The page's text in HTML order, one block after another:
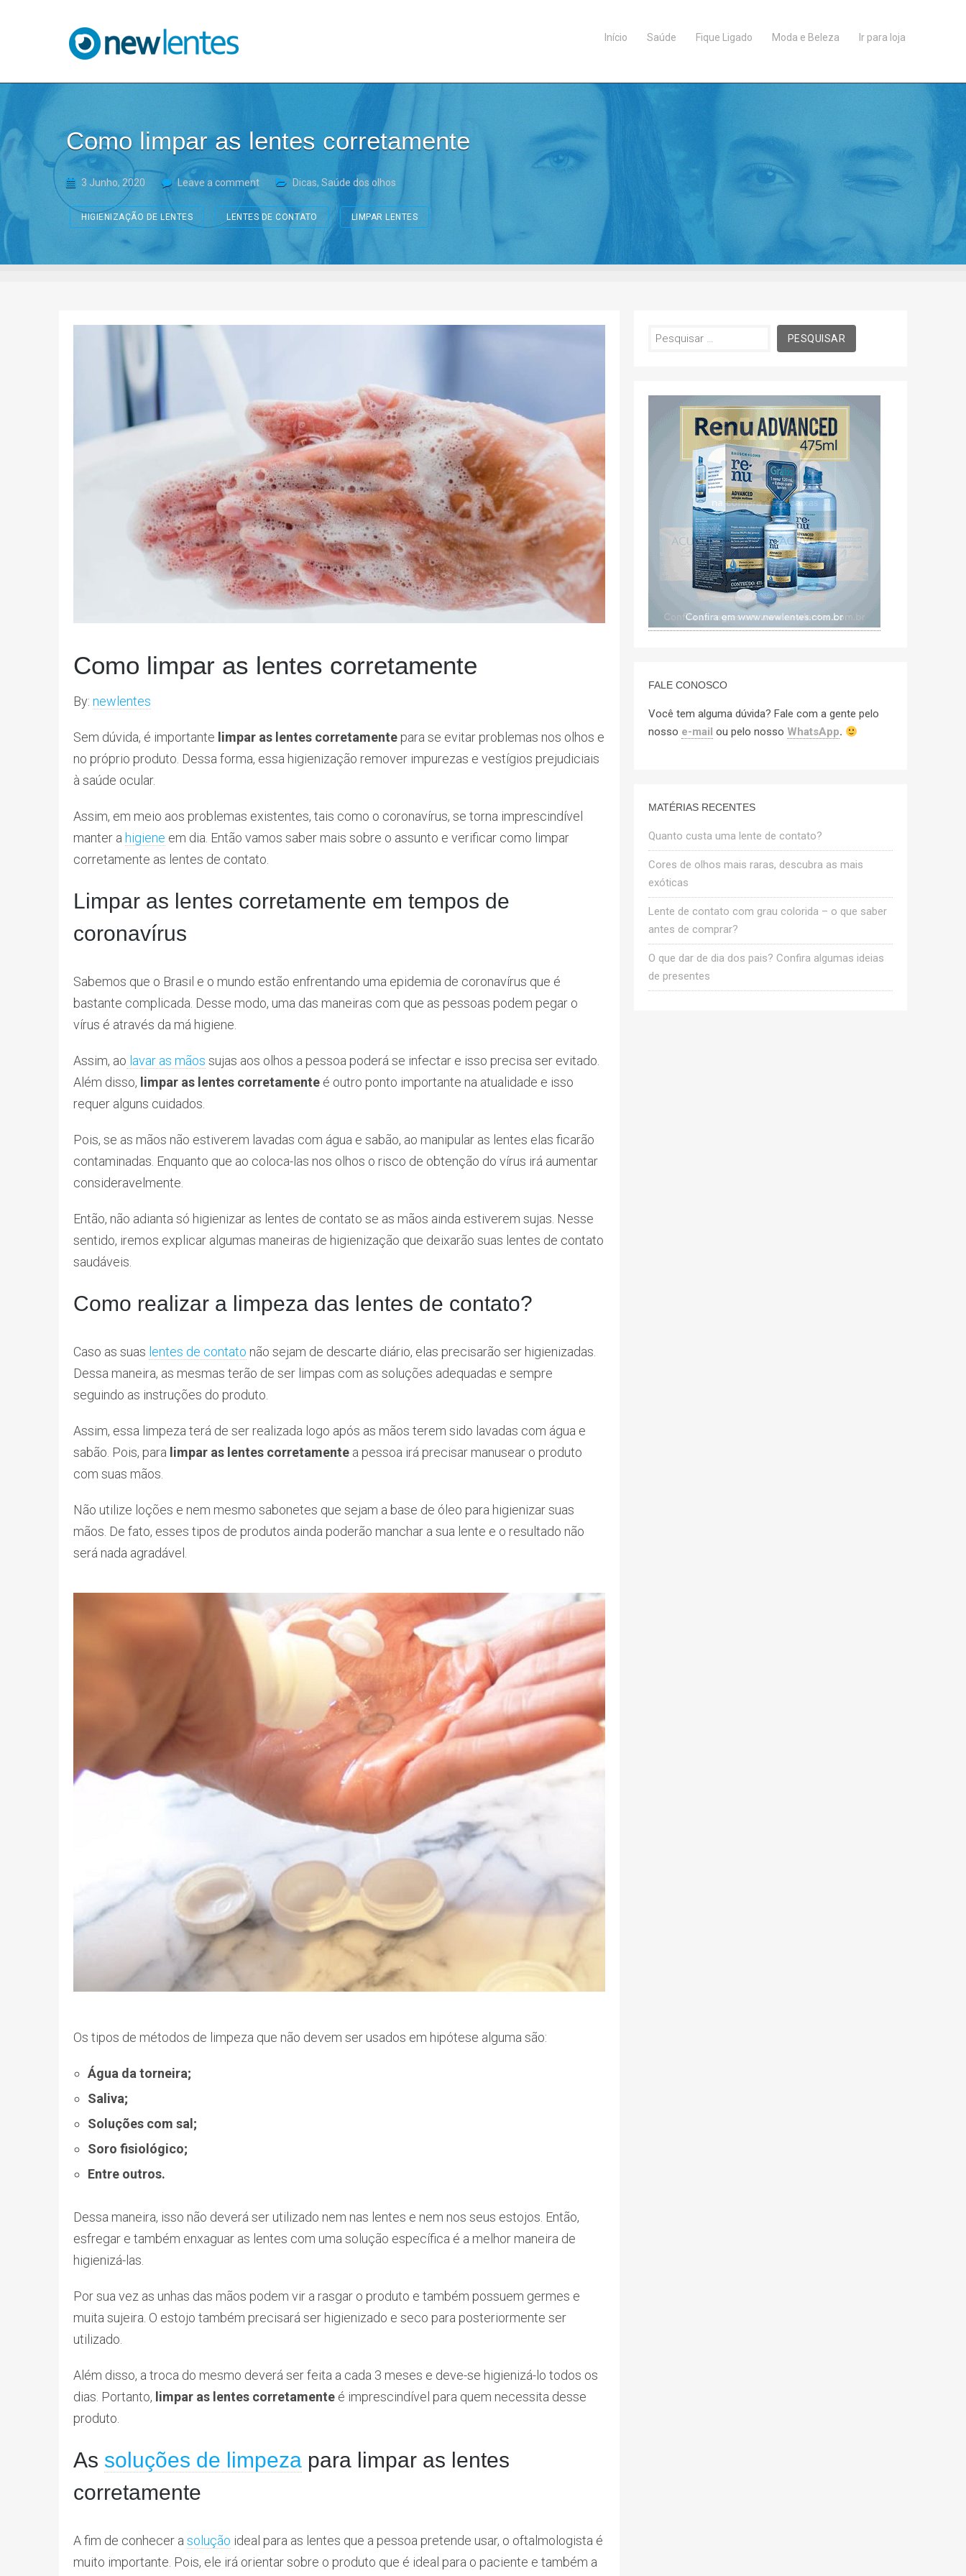
Blog NewLentes Início Saúde Fique Ligado Moda e Beleza Ir para loja
Como limpar as lentes corretamente
3 Junho, 2020 Leave a comment Dicas, Saúde dos olhos
HIGIENIZAÇÃO DE LENTES LENTES DE CONTATO LIMPAR LENTES
Como limpar as lentes corretamente
By: newlentes
Sem dúvida, é importante limpar as lentes corretamente para se evitar problemas nos olhos e
no próprio produto. Dessa forma, essa higienização remover impurezas e vestígios prejudiciais
à saúde ocular.
Assim, em meio aos problemas existentes, tais como o coronavírus, se torna imprescindível
manter a higiene em dia. Então vamos saber mais sobre o assunto e verificar como limpar
corretamente as lentes de contato.
Limpar as lentes corretamente em tempos de
coronavírus
Sabemos que o Brasil e o mundo estão enfrentando uma epidemia de coronavírus que é
bastante complicada. Desse modo, uma das maneiras com que as pessoas podem pegar o
vírus é através da má higiene.
Assim, ao lavar as mãos sujas aos olhos a pessoa poderá se infectar e isso precisa ser evitado.
Além disso, limpar as lentes corretamente é outro ponto importante na atualidade e isso
requer alguns cuidados.
Pois, se as mãos não estiverem lavadas com água e sabão, ao manipular as lentes elas ficarão
contaminadas. Enquanto que ao coloca-las nos olhos o risco de obtenção do vírus irá aumentar
consideravelmente.
Então, não adianta só higienizar as lentes de contato se as mãos ainda estiverem sujas. Nesse
sentido, iremos explicar algumas maneiras de higienização que deixarão suas lentes de contato
saudáveis.
Como realizar a limpeza das lentes de contato?
Caso as suas lentes de contato não sejam de descarte diário, elas precisarão ser higienizadas.
Dessa maneira, as mesmas terão de ser limpas com as soluções adequadas e sempre
seguindo as instruções do produto.
Assim, essa limpeza terá de ser realizada logo após as mãos terem sido lavadas com água e
sabão. Pois, para limpar as lentes corretamente a pessoa irá precisar manusear o produto
com suas mãos.
Não utilize loções e nem mesmo sabonetes que sejam a base de óleo para higienizar suas
mãos. De fato, esses tipos de produtos ainda poderão manchar a sua lente e o resultado não
será nada agradável.
Os tipos de métodos de limpeza que não devem ser usados em hipótese alguma são:
Água da torneira;
Saliva;
Soluções com sal;
Soro fisiológico;
Entre outros.
Dessa maneira, isso não deverá ser utilizado nem nas lentes e nem nos seus estojos. Então,
esfregar e também enxaguar as lentes com uma solução específica é a melhor maneira de
higienizá-las.
Por sua vez as unhas das mãos podem vir a rasgar o produto e também possuem germes e
muita sujeira. O estojo também precisará ser higienizado e seco para posteriormente ser
utilizado.
Além disso, a troca do mesmo deverá ser feita a cada 3 meses e deve-se higienizá-lo todos os
dias. Portanto, limpar as lentes corretamente é imprescindível para quem necessita desse
produto.
As soluções de limpeza para limpar as lentes
corretamente
A fim de conhecer a solução ideal para as lentes que a pessoa pretende usar, o oftalmologista é
muito importante. Pois, ele irá orientar sobre o produto que é ideal para o paciente e também a
Pesquisar
FALE CONOSCO
Você tem alguma dúvida? Fale com a gente pelo
nosso e-mail ou pelo nosso WhatsApp.
MATÉRIAS RECENTES
Quanto custa uma lente de contato?
Cores de olhos mais raras, descubra as mais
exóticas
Lente de contato com grau colorida – o que saber
antes de comprar?
O que dar de dia dos pais? Confira algumas ideias
de presentes